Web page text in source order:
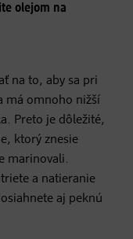
olejom na
na to, aby sa pri
má omnoho nižší
Preto je dôležité,
ktorý znesie
marinovali.
a natieranie
aj peknú